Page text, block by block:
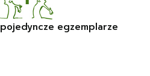
pojedyncze egzemplarze